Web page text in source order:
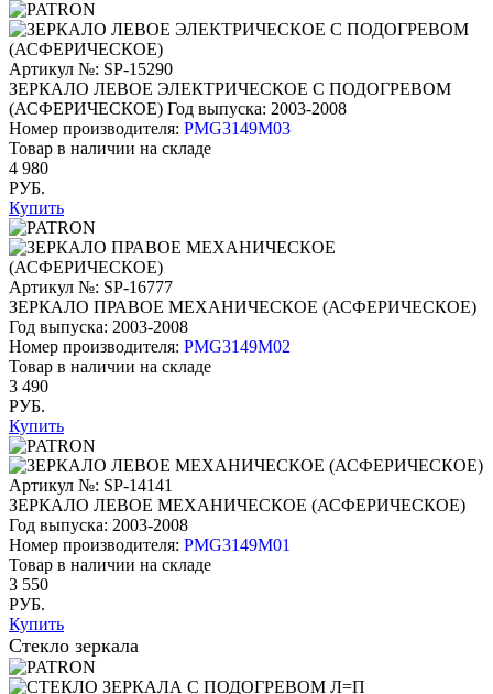
Артикул №: SP-15290
ЗЕРКАЛО ЛЕВОЕ ЭЛЕКТРИЧЕСКОЕ С ПОДОГРЕВОМ
(АСФЕРИЧЕСКОЕ) Год выпуска: 2003-2008
Номер производителя: PMG3149M03
Товар в наличии на складе
4 980
РУБ.
Купить
Артикул №: SP-16777
ЗЕРКАЛО ПРАВОЕ МЕХАНИЧЕСКОЕ (АСФЕРИЧЕСКОЕ)
Год выпуска: 2003-2008
Номер производителя: PMG3149M02
Товар в наличии на складе
3 490
РУБ.
Купить
Артикул №: SP-14141
ЗЕРКАЛО ЛЕВОЕ МЕХАНИЧЕСКОЕ (АСФЕРИЧЕСКОЕ)
Год выпуска: 2003-2008
Номер производителя: PMG3149M01
Товар в наличии на складе
3 550
РУБ.
Купить
Стекло зеркала